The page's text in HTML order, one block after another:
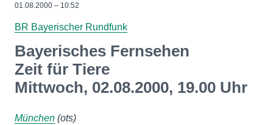
01.08.2000 – 10:52
BR Bayerischer Rundfunk
Bayerisches Fernsehen
Zeit für Tiere
Mittwoch, 02.08.2000, 19.00 Uhr
München (ots)